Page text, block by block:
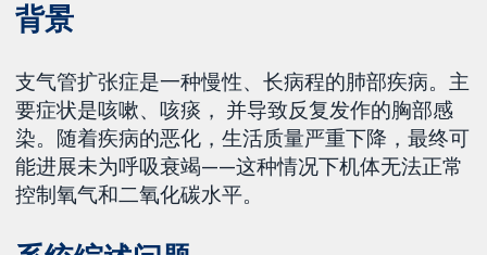
背景
支气管扩张症是一种慢性、长病程的肺部疾病。主
要症状是咳嗽、咳痰， 并导致反复发作的胸部感
染。随着疾病的恶化，生活质量严重下降，最终可
能进展未为呼吸衰竭——这种情况下机体无法正常
控制氧气和二氧化碳水平。